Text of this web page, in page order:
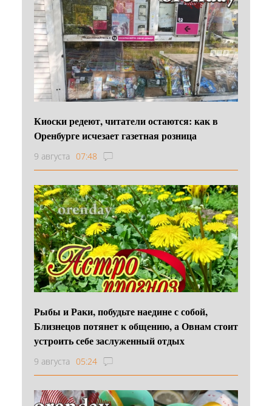
Киоски редеют, читатели остаются: как в
Оренбурге исчезает газетная розница
9 августа 07:48
Рыбы и Раки, побудьте наедине с собой,
Близнецов потянет к общению, а Овнам стоит
устроить себе заслуженный отдых
9 августа 05:24